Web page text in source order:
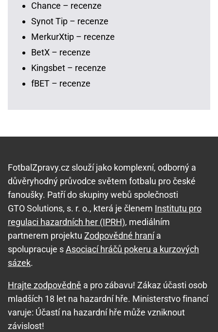
Chance – recenze
Synot Tip – recenze
MerkurXtip – recenze
BetX – recenze
Kingsbet – recenze
fBET – recenze
FotbalZpravy.cz slouží jako komplexní, odborný a
důvěryhodný průvodce světem fotbalu pro české
fanoušky. Patří do skupiny webů společnosti
GTO Solutions, s. r. o., která je členem Institutu pro
regulaci hazardních her (IPRH), mediálním
partnerem projektu Zodpovědné hranía
spolupracuje sAsociací hráčů pokeru a kurzových
sázek.
Hrajte zodpovědně a pro zábavu! Zákaz účasti osob
mladších 18 let na hazardní hře. Ministerstvo financí
varuje: Účastí na hazardní hře může vzniknout
závislost!